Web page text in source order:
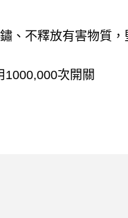
、不釋放有害物質，
1000,000次開關